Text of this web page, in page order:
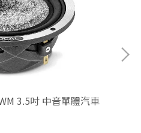
3.5吋 中音單體汽車